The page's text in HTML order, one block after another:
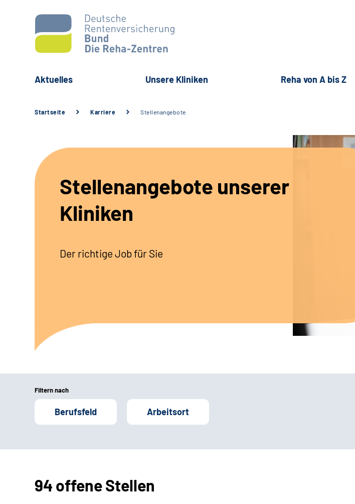
Aktuelles Unsere Kliniken Reha von A bis Z
Startseite Karriere Stellenangebote
Stellenangebote unserer
Kliniken
Der richtige Job für Sie
Filtern nach
Berufsfeld Arbeitsort
94 offene Stellen